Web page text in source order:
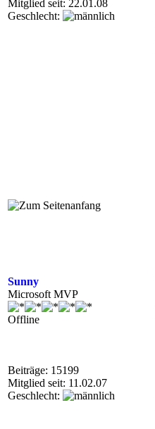
Mitglied seit: 22.01.08
Geschlecht:
Sunny
Microsoft MVP
Offline
Beiträge: 15199
Mitglied seit: 11.02.07
Geschlecht: